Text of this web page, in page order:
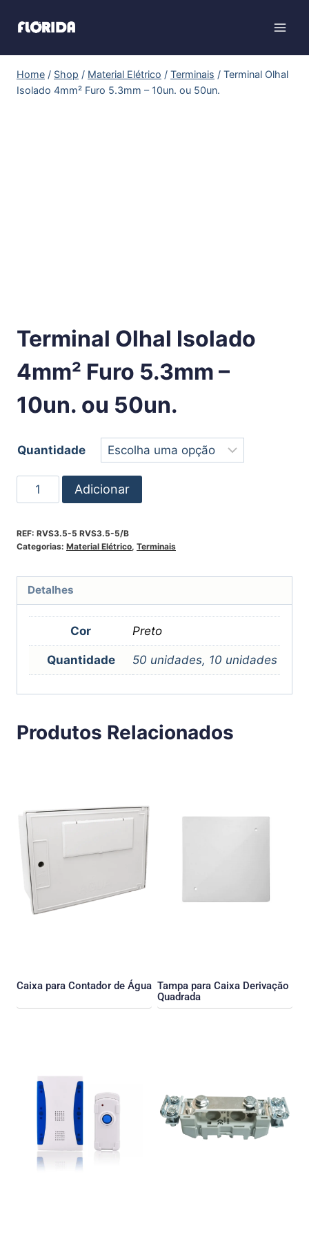
Home / Shop / Material Elétrico / Terminais / Terminal Olhal
Isolado 4mm² Furo 5.3mm – 10un. ou 50un.
Terminal Olhal Isolado
4mm² Furo 5.3mm –
10un. ou 50un.
Quantidade
Adicionar
REF: RVS3.5-5 RVS3.5-5/B
Categorias: Material Elétrico, Terminais
Detalhes
Cor Preto
Quantidade 50 unidades, 10 unidades
Produtos Relacionados
Caixa para Contador de Água Tampa para Caixa Derivaçăo
Quadrada